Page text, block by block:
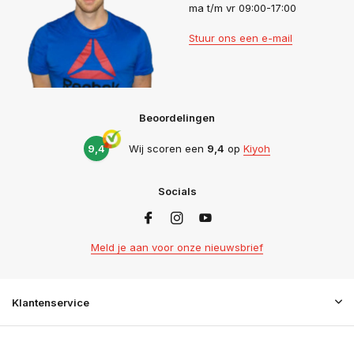
ma t/m vr 09:00-17:00
Stuur ons een e-mail
Beoordelingen
9,4 Wij scoren een 9,4 op Kiyoh
Socials
Meld je aan voor onze nieuwsbrief
Klantenservice